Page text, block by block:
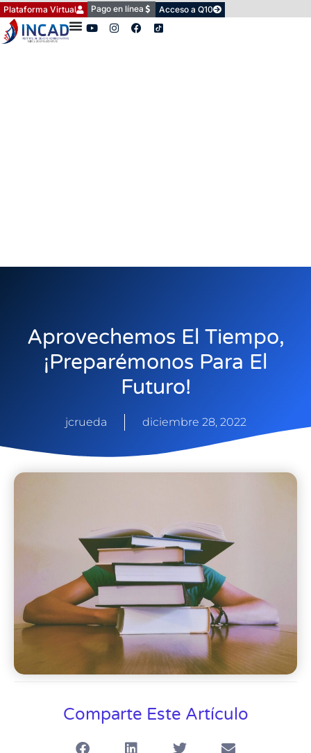
Plataforma Virtual Pago en línea Acceso a Q10
Aprovechemos El Tiempo,
¡preparémonos Para El
Futuro!
jcrueda diciembre 28, 2022
Comparte Este Artículo